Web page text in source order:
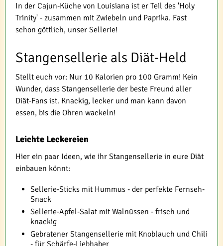
In der Cajun-Küche von Louisiana ist er Teil des 'Holy
Trinity' - zusammen mit Zwiebeln und Paprika. Fast
schon göttlich, unser Sellerie!
Stangensellerie als Diät-Held
Stellt euch vor: Nur 10 Kalorien pro 100 Gramm! Kein
Wunder, dass Stangensellerie der beste Freund aller
Diät-Fans ist. Knackig, lecker und man kann davon
essen, bis die Ohren wackeln!
Leichte Leckereien
Hier ein paar Ideen, wie ihr Stangensellerie in eure Diät
einbauen könnt:
Sellerie-Sticks mit Hummus - der perfekte Fernseh-
Snack
Sellerie-Apfel-Salat mit Walnüssen - frisch und
knackig
Gebratener Stangensellerie mit Knoblauch und Chili
- für Schärfe-Liebhaber